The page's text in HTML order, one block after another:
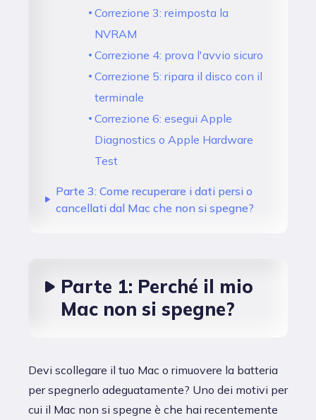
Correzione 3: reimposta la
NVRAM
Correzione 4: prova l'avvio sicuro
Correzione 5: ripara il disco con il
terminale
Correzione 6: esegui Apple
Diagnostics o Apple Hardware
Test
Parte 3: Come recuperare i dati persi o
cancellati dal Mac che non si spegne?
Parte 1: Perché il mio
Mac non si spegne?
Devi scollegare il tuo Mac o rimuovere la batteria
per spegnerlo adeguatamente? Uno dei motivi per
cui il Mac non si spegne è che hai recentemente